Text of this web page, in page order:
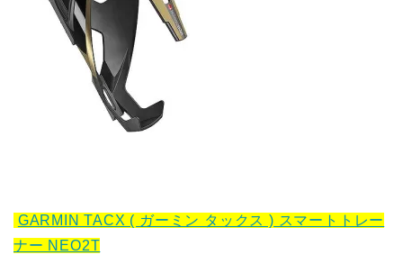
GARMIN TACX ( ガーミン タックス ) スマートトレー
ナー NEO2T